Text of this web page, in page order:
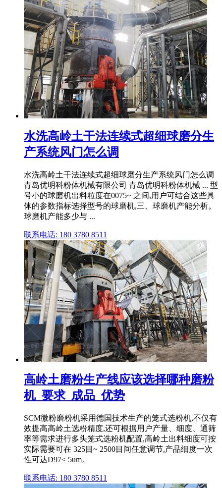
水洗高岭土干法连续式超细球磨分生
产系统风门怎么调
水洗高岭土干法连续式超细球磨分生产系统风门怎么调
青岛优明科粉体机械有限公司 青岛优明科粉体机械 ... 型
号小的球磨机出料粒度在0075~ 之间,用户可结合这些具
体的参数指标选择型号的球磨机,三、球磨机产能分析。
球磨机产能多少与 ...
联系电话: 180 3780 8511
高岭土磨粉生产线应该选择哪种磨粉
机_要求_成品_优势
SCM微粉磨粉机采用德国技术生产的笼式选粉机,不仅有
效提高高岭土选粉精度,还可根据用户产量、细度、通筛
率等需求进行多头笼式选粉机配置,高岭土出料细度可按
实际需要可在 325目~ 2500目间任意调节,产品细度一次
性可达D97≤ 5um。
联系电话: 180 3780 8511